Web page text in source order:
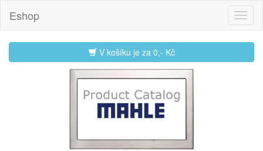
Eshop
V košíku je za 0,- Kč